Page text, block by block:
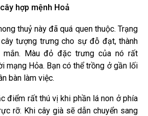
hợp mệnh Hoả
thuỷ này đã quá quen thuộc. Trạng
tượng trưng cho sự đỗ đạt, thành
mắn. Màu đỏ đặc trưng của nó rất
mạng Hỏa. Bạn có thể trồng ở gần lối
bàn làm việc.
điểm rất thú vị khi phần lá non ở phía
rỡ. Khi cây già sẽ dẫn chuyển sang